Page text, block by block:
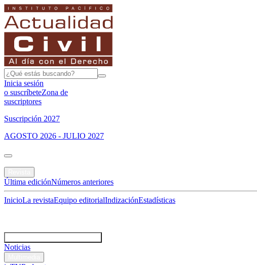
Inicia sesión
o suscríbeteZona de
suscriptores
Suscripción 2027
AGOSTO 2026 - JULIO 2027
Última ediciónNúmeros anteriores
InicioLa revistaEquipo editorialIndizaciónEstadísticas
Noticias